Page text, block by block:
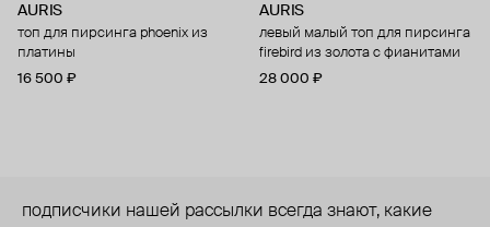
AURIS
топ для пирсинга phoenix из
платины
16 500 ₽
AURIS
левый малый топ для пирсинга
firebird из золота с фианитами
28 000 ₽
подписчики нашей рассылки всегда знают, какие